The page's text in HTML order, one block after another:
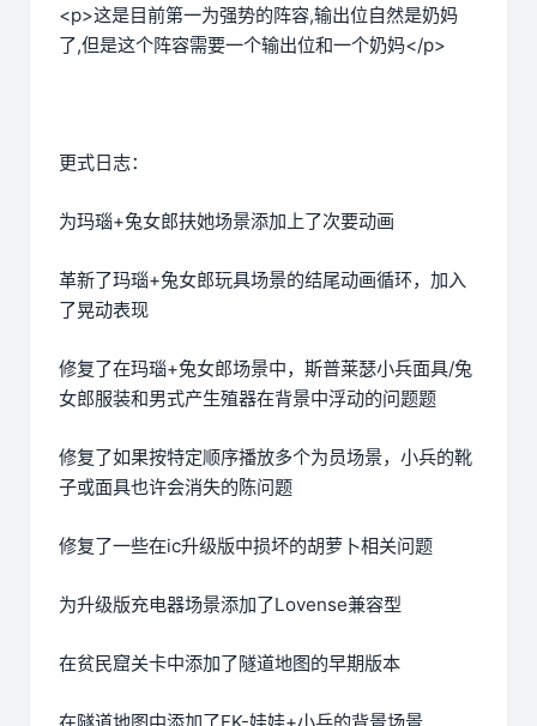
<p>这是目前第一为强势的阵容,输出位自然是奶妈
了,但是这个阵容需要一个输出位和一个奶妈</p>
更式日志：
为玛瑙+兔女郎扶她场景添加上了次要动画
革新了玛瑙+兔女郎玩具场景的结尾动画循环，加入
了晃动表现
修复了在玛瑙+兔女郎场景中，斯普莱瑟小兵面具/兔
女郎服装和男式产生殖器在背景中浮动的问题题
修复了如果按特定顺序播放多个为员场景，小兵的靴
子或面具也许会消失的陈问题
修复了一些在ic升级版中损坏的胡萝卜相关问题
为升级版充电器场景添加了Lovense兼容型
在贫民窟关卡中添加了隧道地图的早期版本